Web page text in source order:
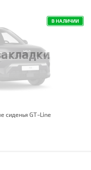
В НАЛИЧИИ
сиденья GT-Line